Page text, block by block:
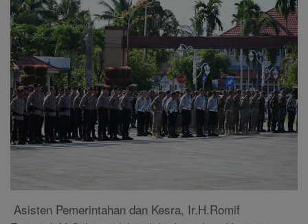
Asisten Pemerintahan dan Kesra, Ir.H.Romif